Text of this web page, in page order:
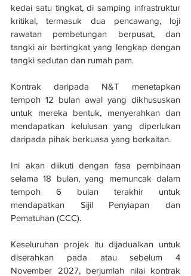
kedai satu tingkat, di samping infrastruktur
kritikal, termasuk dua pencawang, loji
rawatan pembetungan berpusat, dan
tangki air bertingkat yang lengkap dengan
tangki sedutan dan rumah pam.
Kontrak daripada N&T menetapkan
tempoh 12 bulan awal yang dikhususkan
untuk mereka bentuk, menyerahkan dan
mendapatkan kelulusan yang diperlukan
daripada pihak berkuasa yang berkaitan.
Ini akan diikuti dengan fasa pembinaan
selama 18 bulan, yang memuncak dalam
tempoh 6 bulan terakhir untuk
mendapatkan Sijil Penyiapan dan
Pematuhan (CCC).
Keseluruhan projek itu dijadualkan untuk
diserahkan pada atau sebelum 4
November 2027, berjumlah nilai kontrak